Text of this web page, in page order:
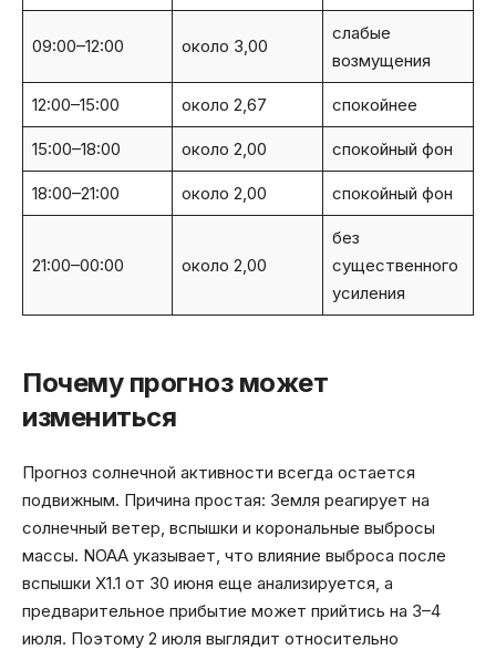
09:00–12:00 около 3,00
слабые
возмущения
12:00–15:00 около 2,67 спокойнее
15:00–18:00 около 2,00 спокойный фон
18:00–21:00 около 2,00 спокойный фон
21:00–00:00 около 2,00
без
существенного
усиления
Почему прогноз может
измениться
Прогноз солнечной активности всегда остается
подвижным. Причина простая: Земля реагирует на
солнечный ветер, вспышки и корональные выбросы
массы. NOAA указывает, что влияние выброса после
вспышки X1.1 от 30 июня еще анализируется, а
предварительное прибытие может прийтись на 3–4
июля. Поэтому 2 июля выглядит относительно